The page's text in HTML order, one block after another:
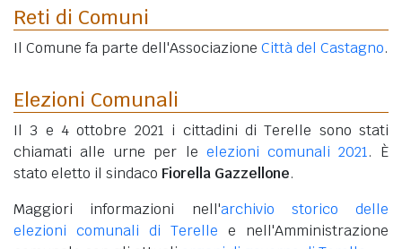
Reti di Comuni
Il Comune fa parte dell'Associazione Città del Castagno.
Elezioni Comunali
Il 3 e 4 ottobre 2021 i cittadini di Terelle sono stati
chiamati alle urne per le elezioni comunali 2021. È
stato eletto il sindaco Fiorella Gazzellone.
Maggiori informazioni nell'archivio storico delle
elezioni comunali di Terelle e nell'Amministrazione